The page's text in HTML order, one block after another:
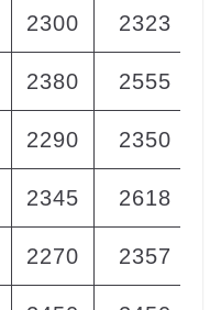
2300 2323
2380 2555
2290 2350
2345 2618
2270 2357